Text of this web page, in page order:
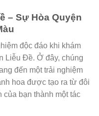
– Sự Hòa Quyện
độc đáo khi khám
Liễu Đề. Ở đây, chúng
đến một trải nghiệm
hoa được tạo ra từ đôi
của bạn thành một tác